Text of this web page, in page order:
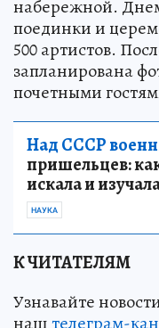
набережной.
поединки и
500 артистов.
запланирована
почетными
Над СССР
пришельцев:
искала и
НАУКА
К ЧИТАТЕЛЯМ
Узнавайте